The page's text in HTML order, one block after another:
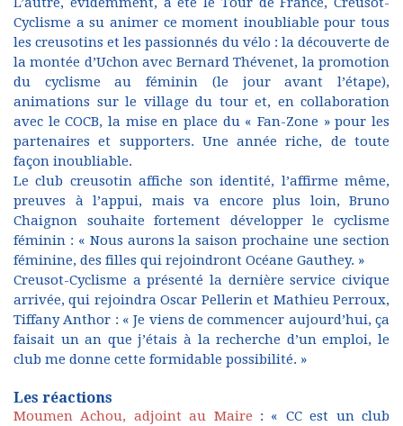
Cyclisme a su animer ce moment inoubliable pour tous
les creusotins et les passionnés du vélo : la découverte de
la montée d’Uchon avec Bernard Thévenet, la promotion
du cyclisme au féminin (le jour avant l’étape),
animations sur le village du tour et, en collaboration
avec le COCB, la mise en place du « Fan-Zone » pour les
partenaires et supporters. Une année riche, de toute
façon inoubliable.
Le club creusotin affiche son identité, l’affirme même,
preuves à l’appui, mais va encore plus loin, Bruno
Chaignon souhaite fortement développer le cyclisme
féminin : « Nous aurons la saison prochaine une section
féminine, des filles qui rejoindront Océane Gauthey. »
Creusot-Cyclisme a présenté la dernière service civique
arrivée, qui rejoindra Oscar Pellerin et Mathieu Perroux,
Tiffany Anthor : « Je viens de commencer aujourd’hui, ça
faisait un an que j’étais à la recherche d’un emploi, le
club me donne cette formidable possibilité. »
Les réactions
Moumen Achou, adjoint au Maire : « CC est un club